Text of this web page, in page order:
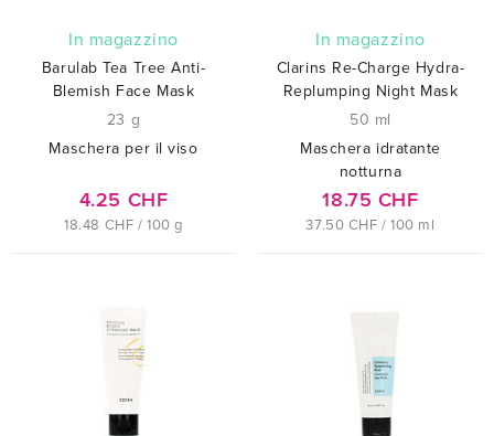
In magazzino
Barulab Tea Tree Anti-
Blemish Face Mask
23 g
Maschera per il viso
4.25 CHF
18.48 CHF / 100 g
In magazzino
Clarins Re-Charge Hydra-
Replumping Night Mask
50 ml
Maschera idratante
notturna
18.75 CHF
37.50 CHF / 100 ml